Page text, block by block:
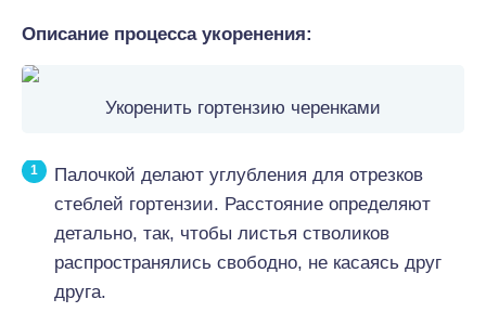
Описание процесса укоренения:
Укоренить гортензию черенками
Палочкой делают углубления для отрезков
стеблей гортензии. Расстояние определяют
детально, так, чтобы листья стволиков
распространялись свободно, не касаясь друг
друга.